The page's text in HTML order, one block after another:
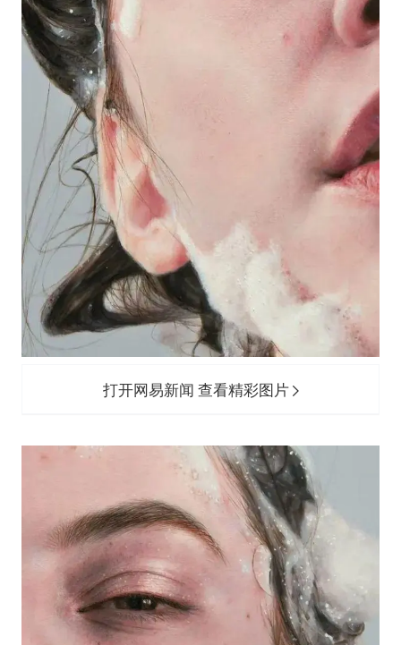
打开网易新闻 查看精彩图片